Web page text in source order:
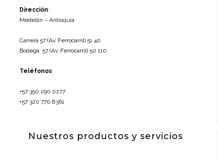
Dirección:
Medellín – Antioquia
Carrera 57 (Av. Ferrocarril) 51 40
Bodega: 57 (Av. Ferrocarril) 50 110
Teléfonos:
+57 350 290 0277
+57 320 770 8361
Nuestros productos y servicios